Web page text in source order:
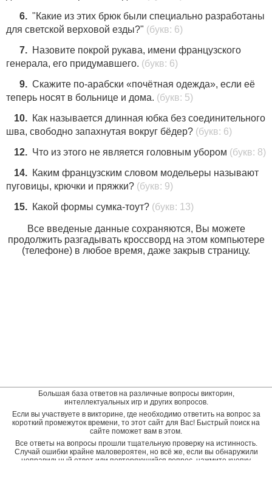
6. "Какие из этих брюк были специально разработаны
для светской верховой езды?" (букв: 6)
7. Назовите покрой рукава, имени французского
генерала, его придумавшего. (букв: 6)
9. Скажите по-арабски «почётная одежда», если её
теперь носят в больнице и дома. (букв: 5)
10. Как называется длинная юбка без соединительного
шва, свободно запахнутая вокруг бёдер? (букв: 6)
12. Что из этого не является головным убором (букв: 8)
14. Каким французским словом модельеры называют
пуговицы, крючки и пряжки? (букв: 9)
15. Какой формы сумка-тоут? (букв: 13)
Все введеные данные сохраняются, Вы можете
продолжить разгадывать кроссворд на этом компьютере
(телефоне) в любое время, даже закрыв страницу.
Большая база ответов на различные вопросы викторин,
интеллектуальных игр и других вопросов.
Если вы участвуете в викторине, где необходимо ответить на вопрос за
короткий промежуток времени, то этот сайт для Вас! Быстрый поиск на
сайте поможет вам в этом.
Все ответы на вопросы прошли тщательную проверку на истинность.
Случай ошибки крайне маловероятен, но всё же, если вы обнаружили
неправильный ответ или повторяющийся вопрос, нажмите кнопку